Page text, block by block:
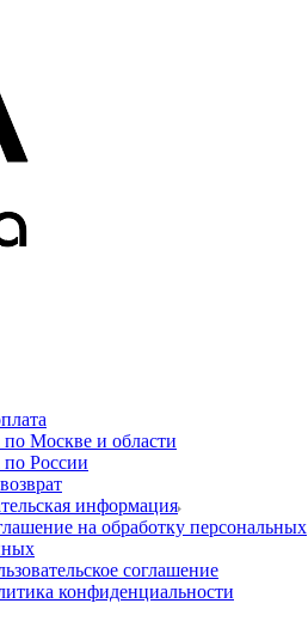
по Москве и области
по России
информация
на обработку персональных
соглашение
конфиденциальности